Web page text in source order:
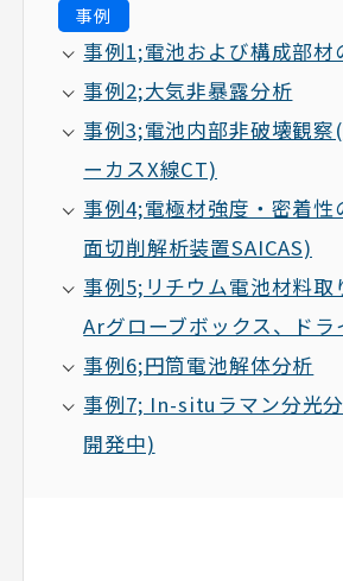
事例
事例1;電池および構成部材
事例2;大気非暴露分析
事例3;電池内部非破壊観察
ーカスX線CT)
事例4;電極材強度・密着性
面切削解析装置SAICAS)
事例5;リチウム電池材料取
Arグローブボックス、ドラ
事例6;円筒電池解体分析
事例7; In-situラマン分光
開発中)